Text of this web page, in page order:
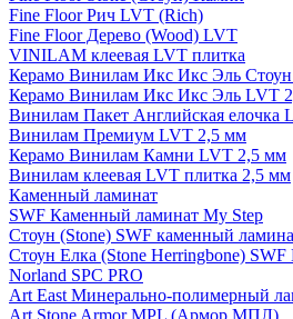
Fine Floor Рич LVT (Rich)
Fine Floor Дерево (Wood) LVT
VINILAM клеевая LVT плитка
Керамо Винилам Икс Икс Эль
Керамо Винилам Икс Икс Эль LVT
Винилам Пакет Английская елочка
Винилам Премиум LVT 2,5 мм
Керамо Винилам Камни LVT 2,5 мм
Винилам клеевая LVT плитка 2,5 мм
Каменный ламинат
SWF Каменный ламинат My Step
Стоун (Stone) SWF каменный
Стоун Елка (Stone Herringbone)
Norland SPC PRO
Art East Минерально-полимерный
Art Stone Armor MPL (Армор МПЛ)